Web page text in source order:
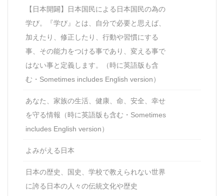
【日本開闢】日本国民による日本国民の為の
学び。『学び』とは、自分で必要と思えば、
加えたり、修正したり、行動や習慣にする
事、その能力をつける事であり、変える事で
はない事と定義します。（時に英語版も含
む・Sometimes includes English version）
あなた、家族の生活、健康、命、安全、幸せ
を守る情報（時に英語版も含む・Sometimes
includes English version）
よみがえる日本
日本の歴史、国史、学校で教えられない世界
に誇る日本の人々の伝統文化や歴史